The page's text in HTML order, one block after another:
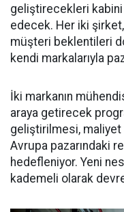
geliştirecekleri
edecek. Her iki şirket,
müşteri beklentileri
kendi markalarıyla
İki markanın
araya getirecek
geliştirilmesi, maliyet
Avrupa pazarındaki
hedefleniyor. Yeni
kademeli olarak